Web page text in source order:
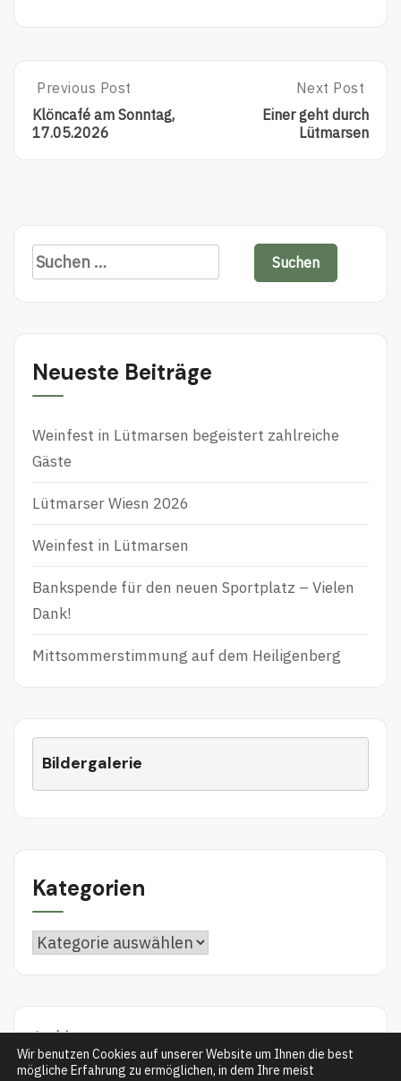
Post
navigation
Previous
Post:
Klöncafé
Previous Post
Klöncafé am Sonntag,
17.05.2026
Next
Post:
Einer
Next Post
Einer geht durch
Lütmarsen
Suchen
nach:
Neueste Beiträge
Weinfest in Lütmarsen begeistert zahlreiche
Gäste
Lütmarser Wiesn 2026
Weinfest in Lütmarsen
Bankspende für den neuen Sportplatz – Vielen
Dank!
Mittsommerstimmung auf dem Heiligenberg
Bildergalerie
Kategorien
Kategorien
Archiv
Wir benutzen Cookies auf unserer Website um Ihnen die best
mögliche Erfahrung zu ermöglichen, in dem Ihre meist